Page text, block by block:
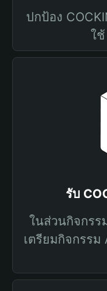
ปกป้อง
ใ
รับ
ในส่วนกิจกรร
เตรียมกิจกรรม